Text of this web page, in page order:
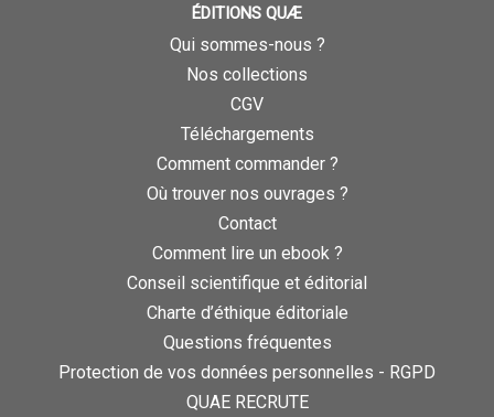
ÉDITIONS QUÆ
Qui sommes-nous ?
Nos collections
CGV
Téléchargements
Comment commander ?
Où trouver nos ouvrages ?
Contact
Comment lire un ebook ?
Conseil scientifique et éditorial
Charte d’éthique éditoriale
Questions fréquentes
Protection de vos données personnelles - RGPD
QUAE RECRUTE